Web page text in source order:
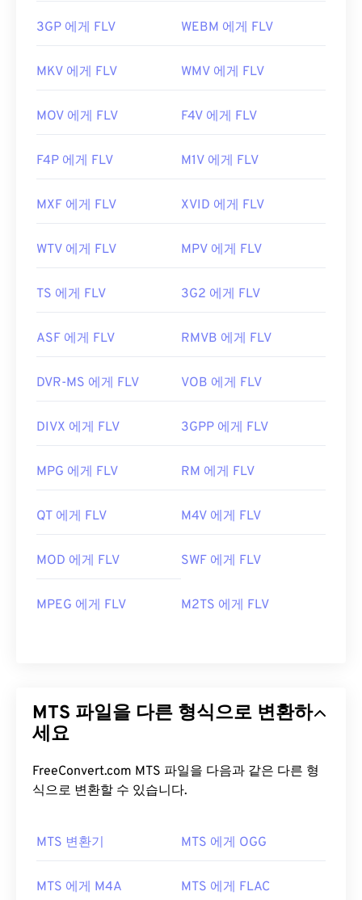
00 00 00
00 00 00
3GP 에게 FLV WEBM 에게 FLV
MKV 에게 FLV WMV 에게 FLV
MOV 에게 FLV F4V 에게 FLV
F4P 에게 FLV M1V 에게 FLV
MXF 에게 FLV XVID 에게 FLV
WTV 에게 FLV MPV 에게 FLV
TS 에게 FLV 3G2 에게 FLV
ASF 에게 FLV RMVB 에게 FLV
DVR-MS 에게 FLV VOB 에게 FLV
DIVX 에게 FLV 3GPP 에게 FLV
MPG 에게 FLV RM 에게 FLV
QT 에게 FLV M4V 에게 FLV
MOD 에게 FLV SWF 에게 FLV
MPEG 에게 FLV M2TS 에게 FLV
MTS 파일을 다른 형식으로 변환하
세요
FreeConvert.com MTS 파일을 다음과 같은 다른 형
식으로 변환할 수 있습니다.
MTS 변환기 MTS 에게 OGG
MTS 에게 M4A MTS 에게 FLAC